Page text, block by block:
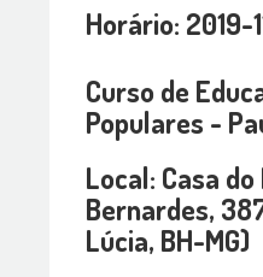
Horário: 2019-
Curso de
Populares -
Local: Casa
Bernardes,
Lúcia, BH-MG)